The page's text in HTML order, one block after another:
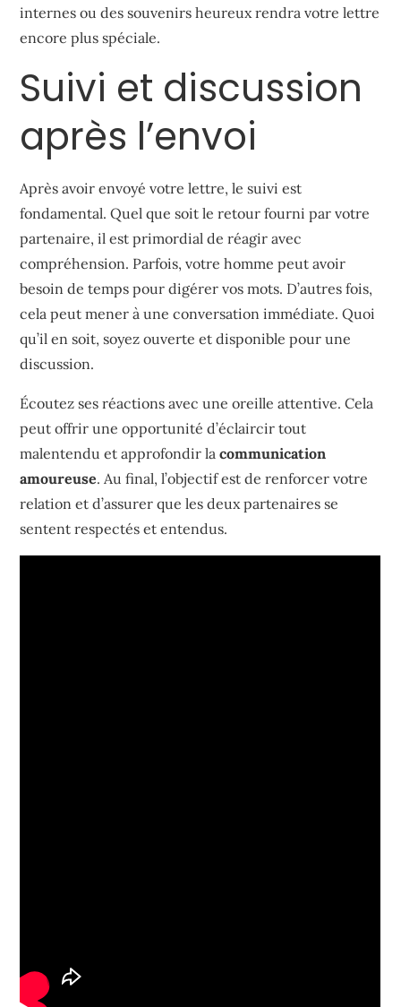
internes ou des souvenirs heureux rendra votre lettre
encore plus spéciale.
Suivi et discussion
après l’envoi
Après avoir envoyé votre lettre, le suivi est
fondamental. Quel que soit le retour fourni par votre
partenaire, il est primordial de réagir avec
compréhension. Parfois, votre homme peut avoir
besoin de temps pour digérer vos mots. D’autres fois,
cela peut mener à une conversation immédiate. Quoi
qu’il en soit, soyez ouverte et disponible pour une
discussion.
Écoutez ses réactions avec une oreille attentive. Cela
peut offrir une opportunité d’éclaircir tout
malentendu et approfondir lacommunication
amoureuse. Au final, l’objectif est de renforcer votre
relation et d’assurer que les deux partenaires se
sentent respectés et entendus.